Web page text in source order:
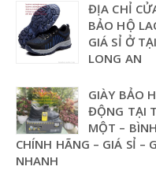
ĐỊA CHỈ
BẢO HỘ
GIÁ SỈ Ở
LONG AN
GIÀY BẢO
ĐỘNG TẠI
MỘT –
CHÍNH HÃNG – GIÁ SỈ –
NHANH